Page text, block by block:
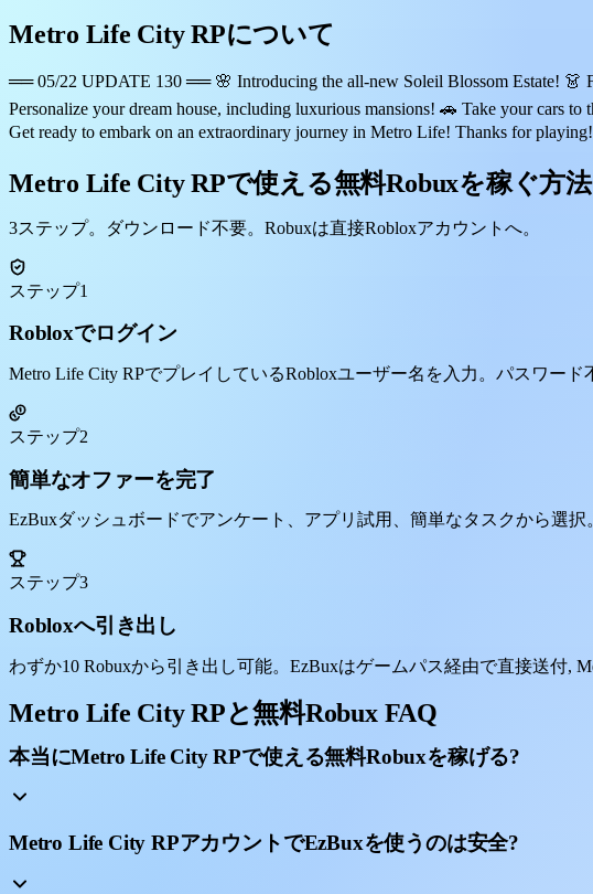
Metro Life City RPについて
══ 05/22 UPDATE 130 ══ 🌸 Introducing the all-new Soleil Blossom Estate! 👗
Personalize your dream house, including luxurious mansions! 🚗 Take your cars
Get ready to embark on an extraordinary journey in Metro Life! Thanks for
Metro Life City RPで使える無料Robuxを稼ぐ方法
3ステップ。ダウンロード不要。Robuxは直接Robloxアカウントへ。
ステップ1
Robloxでログイン
Metro Life City RPでプレイしているRobloxユーザー名を入力。パスワード
ステップ2
簡単なオファーを完了
EzBuxダッシュボードでアンケート、アプリ試用、簡単なタスクから選択
ステップ3
Robloxへ引き出し
わずか10 Robuxから引き出し可能。EzBuxはゲームパス経由で直接送付,
Metro Life City RPと無料Robux FAQ
本当にMetro Life City RPで使える無料Robuxを稼げる?
Metro Life City RPアカウントでEzBuxを使うのは安全?